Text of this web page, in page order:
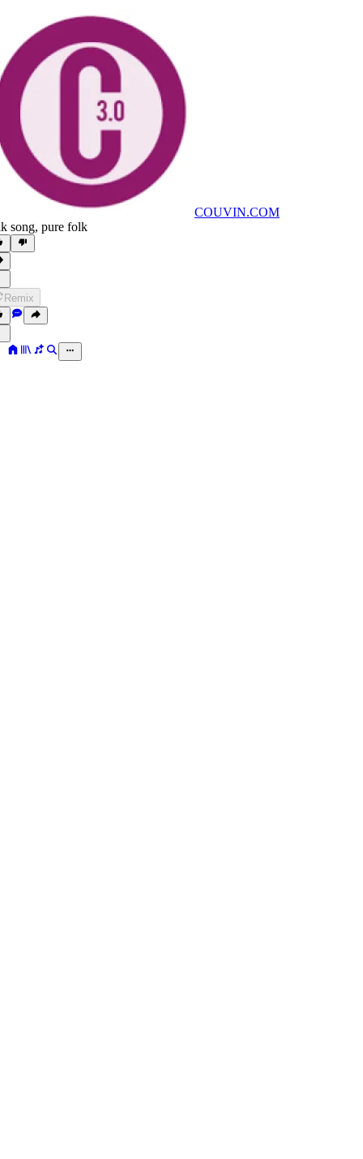
COUVIN.COM
song, pure folk
Remix